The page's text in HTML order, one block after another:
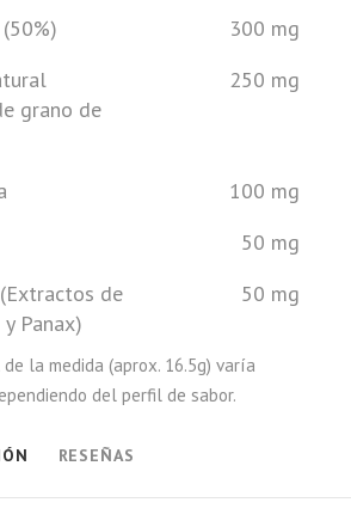
300 mg
grano de
250 mg
100 mg
50 mg
de
y Panax)
50 mg
la medida (aprox. 16.5g) varía
del perfil de sabor.
RESEÑAS